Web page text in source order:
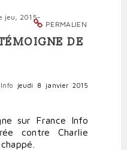
PERMALIEN
jeu, 2015-
DE
jeudi 8 janvier 2015
sur France Info
contre Charlie